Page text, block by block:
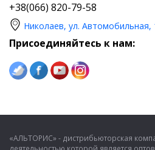
+38(066) 820-79-58
Николаев, ул. Автомобильная,
Присоединяйтесь к нам:
«АЛЬТОРИС» - дистрибьюторская